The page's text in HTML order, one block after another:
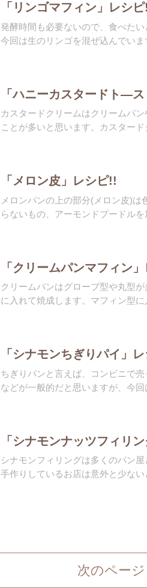
「リンゴマフィン」レシ
発酵時間も必要ないので、食べた
今回は生のリンゴを混ぜ込んでいま
「ハニーカスタードト―
カスタードクリームはクリームパ
ことが多いと思います。カスター
「メロン皮」レシピ!!
メロンパンの上の部分(メロン皮)
らないもの、アーモンドプードルを
「クリームパンマフィン
クリームパンはグローブ型や丸型
に入れて焼成します。マフィン型
「シナモンちぎりパイ」
ちぎりパンと言えば、コンビニで
などが一般的だと思いますが、今
「シナモンナッツフィリ
シナモンフィリングは多くのパン
手作りしているお店は意外と少ない
次のページ